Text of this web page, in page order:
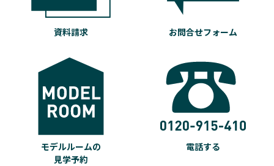
資料請求 お問合せフォーム
モデルルームの
見学予約
電話する